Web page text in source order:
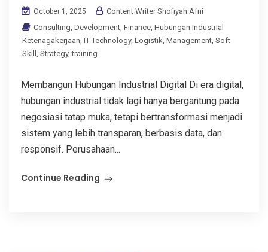
October 1, 2025
Content Writer Shofiyah Afni
Consulting, Development, Finance, Hubungan Industrial
Ketenagakerjaan, IT Technology, Logistik, Management, Soft
Skill , Strategy,training
Membangun Hubungan Industrial Digital Di era digital,
hubungan industrial tidak lagi hanya bergantung pada
negosiasi tatap muka, tetapi bertransformasi menjadi
sistem yang lebih transparan, berbasis data, dan
responsif. Perusahaan...
Continue Reading